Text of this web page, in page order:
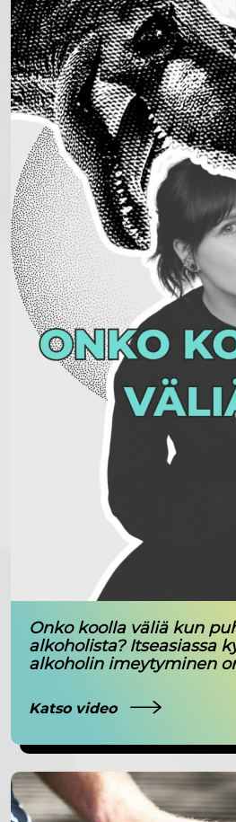
Onko koolla väliä kun
alkoholista? Itseasiassa
alkoholin imeytyminen
Katso video